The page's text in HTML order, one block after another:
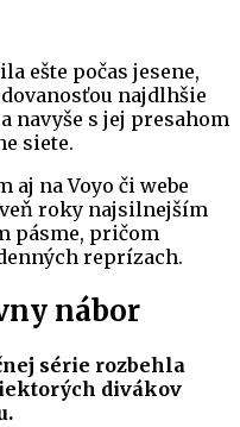
ešte počas jesene,
najdlhšie
navyše s jej presahom
siete.
aj na Voyo či webe
roky najsilnejším
pásme, pričom
reprízach.
nábor
série rozbehla
divákov